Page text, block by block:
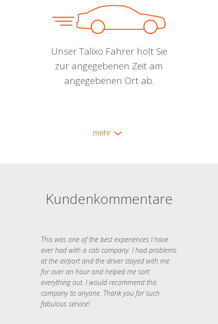
Unser Talixo Fahrer holt Sie
zur angegebenen Zeit am
angegebenen Ort ab.
mehr
Kundenkommentare
This was one of the best experiences I have
ever had with a cab company. I had problems
at the airport and the driver stayed with me
for over an hour and helped me sort
everything out. I would recommend this
company to anyone. Thank you for such
fabulous service!